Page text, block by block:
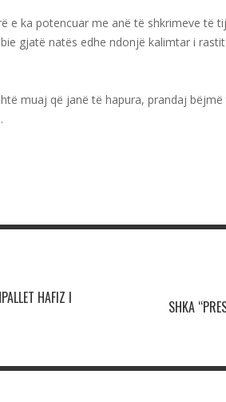
e ka potencuar me anë të shkrimeve të
gjatë natës edhe ndonjë kalimtar i
muaj që janë të hapura, prandaj
HAFIZ I
SHKA